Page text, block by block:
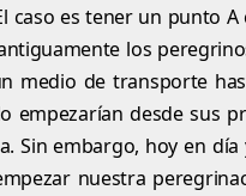
caso es tener un punto A
los
medio de transporte
empezarían desde sus
Sin embargo, hoy en día
nuestra